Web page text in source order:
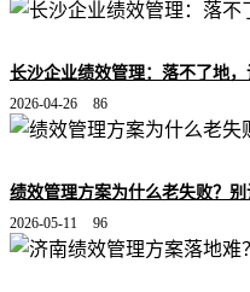
长沙企业绩效管理：落不了地，
2026-04-26 86
绩效管理方案为什么老失败？
2026-05-11 96